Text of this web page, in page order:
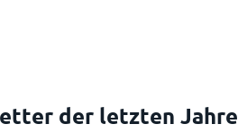
der letzten Jahre